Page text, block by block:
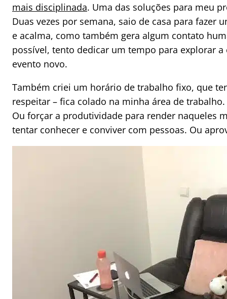
mais disciplinada. Uma das soluções para meu
Duas vezes por semana, saio de casa para fazer
e acalma, como também gera algum contato
possível, tento dedicar um tempo para explorar
evento novo.
Também criei um horário de trabalho fixo, que
respeitar – fica colado na minha área de
Ou forçar a produtividade para render naqueles
tentar conhecer e conviver com pessoas. Ou